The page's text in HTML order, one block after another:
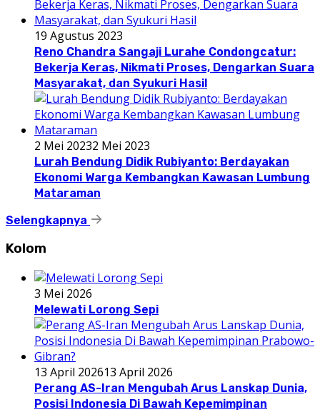
19 Agustus 2023
Reno Chandra Sangaji Lurahe Condongcatur:
Bekerja Keras, Nikmati Proses, Dengarkan Suara
Masyarakat, dan Syukuri Hasil
2 Mei 20232 Mei 2023
Lurah Bendung Didik Rubiyanto: Berdayakan
Ekonomi Warga Kembangkan Kawasan Lumbung
Mataraman
Selengkapnya
Kolom
3 Mei 2026
Melewati Lorong Sepi
13 April 202613 April 2026
Perang AS-Iran Mengubah Arus Lanskap Dunia,
Posisi Indonesia Di Bawah Kepemimpinan